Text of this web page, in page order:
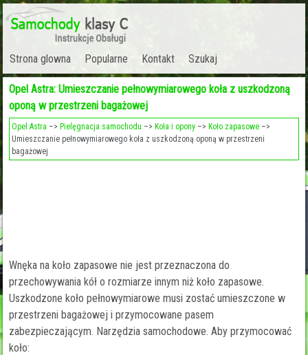
Strona glowna Popularne Kontakt Szukaj
Opel Astra: Umieszczanie pełnowymiarowego koła z uszkodzoną
oponą w przestrzeni bagażowej
Opel Astra –> Pielęgnacja samochodu –> Koła i opony –> Koło zapasowe –>
Umieszczanie pełnowymiarowego koła z uszkodzoną oponą w przestrzeni
bagażowej
Wnęka na koło zapasowe nie jest przeznaczona do
przechowywania kół o rozmiarze innym niż koło zapasowe.
Uszkodzone koło pełnowymiarowe musi zostać umieszczone w
przestrzeni bagażowej i przymocowane pasem
zabezpieczającym. Narzędzia samochodowe. Aby przymocować
koło: